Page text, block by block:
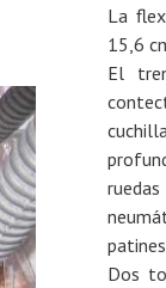
La
15,6
El
Dos